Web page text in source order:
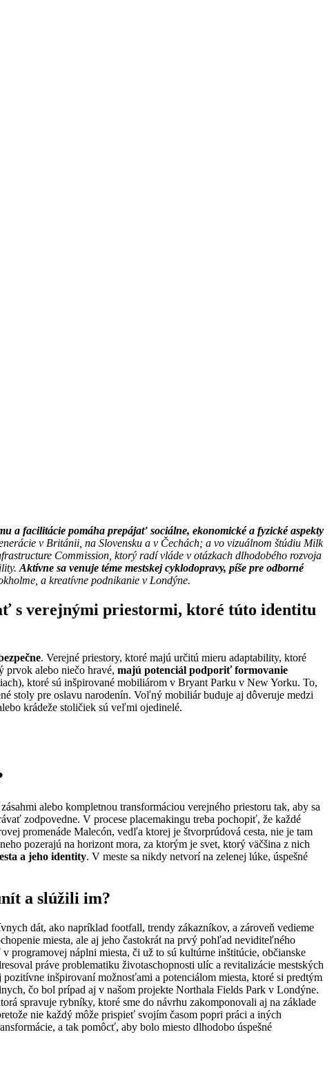
a facilitácie pomáha prepájať sociálne, ekonomické a fyzické aspekty
v Británii, na Slovensku a v Čechách; a vo vizuálnom štúdiu Milk
Commission, ktorý radí vláde v otázkach dlhodobého rozvoja
Aktívne sa venuje téme mestskej cyklodopravy, píše pre odborné
a kreatívne podnikanie v Londýne.
s verejnými priestormi, ktoré túto identitu
. Verejné priestory, ktoré majú určitú mieru adaptability, ktoré
prvok alebo niečo hravé, majú potenciál podporiť formovanie
ktoré sú inšpirované mobiliárom v Bryant Parku v New Yorku. To,
stoly pre oslavu narodenín. Voľný mobiliár buduje aj dôveruje medzi
krádeže stoličiek sú veľmi ojedinelé.
alebo kompletnou transformáciou verejného priestoru tak, aby sa
zodpovedne. V procese placemakingu treba pochopiť, že každé
promenáde Malecón, vedľa ktorej je štvorprúdová cesta, nie je tam
pozerajú na horizont mora, za ktorým je svet, ktorý väčšina z nich
a jeho identity. V meste sa nikdy netvorí na zelenej lúke, úspešné
a slúžili im?
dát, ako napríklad footfall, trendy zákazníkov, a zároveň vedieme
miesta, ale aj jeho častokrát na prvý pohľad neviditeľného
náplni miesta, či už to sú kultúrne inštitúcie, občianske
práve problematiku životaschopnosti ulíc a revitalizácie mestských
inšpirovaní možnosťami a potenciálom miesta, ktoré si predtým
čo bol prípad aj v našom projekte Northala Fields Park v Londýne.
spravuje rybníky, ktoré sme do návrhu zakomponovali aj na základe
nie každý môže prispieť svojím časom popri práci a iných
a tak pomôcť, aby bolo miesto dlhodobo úspešné